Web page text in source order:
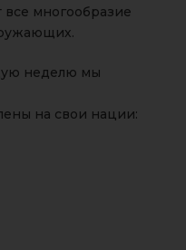
все многообразие
неделю мы
на свои нации: